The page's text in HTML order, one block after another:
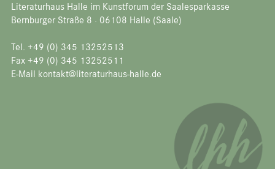
Literaturhaus Halle im Kunstforum der Saalesparkasse
Bernburger Straße 8 · 06108 Halle (Saale)
Tel. +49 (0) 345 13252513
Fax +49 (0) 345 13252511
E-Mail kontakt@literaturhaus-halle.de